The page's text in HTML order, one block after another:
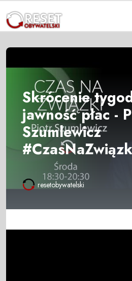
Skrócenie
jawność płac -
Szumlewicz
resetobywatelski